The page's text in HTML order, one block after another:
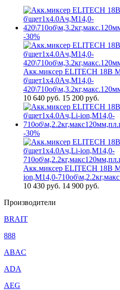
-30%
Акк.миксер ELITECH 18В
б\щет1х4.0Ач,М14,0-
10 640 руб. 15 200 руб.
-30%
Акк.миксер ELITECH 18В
ion,М14,0-
10 430 руб. 14 900 руб.
Производители
BRAIT
888
ABAC
ADA
AEG